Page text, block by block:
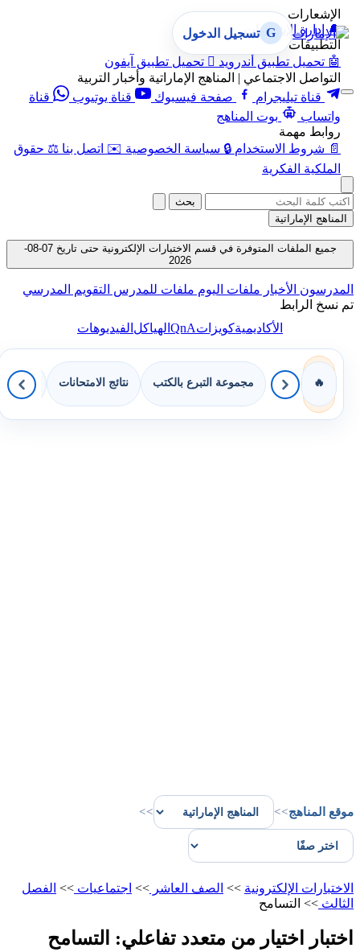
الإشعارات
🔔 إدارة الإشعارات
التطبيقات
🤖 تحميل تطبيق أندرويد  تحميل تطبيق آيفون
التواصل الاجتماعي | المناهج الإماراتية وأخبار التربية
قناة تيليجرام
صفحة فيسبوك قناة يوتيوب
قناة
واتساب
بوت المناهج
روابط مهمة
📄 شروط الاستخدام 🔒 سياسة الخصوصية ✉️ اتصل بنا ⚖️ حقوق
الملكية الفكرية
G تسجيل الدخول
بحث
المناهج الإماراتية
جميع الملفات المتوفرة في قسم الاختبارات الإلكترونية حتى تاريخ 07-08-
2026
المدرسون الأخبار ملفات اليوم ملفات للمدرس التقويم المدرسي
تم نسخ الرابط
الأكاديميةكويزاتQnAالهياكل الفيديوهات
🔥 مجموعة التبرع بالكتب نتائج الامتحانات
موقع المناهج>>
>>
الاختبارات الإلكترونية >> الصف العاشر >> اجتماعيات >> الفصل
الثالث >> التسامح
اختبار اختيار من متعدد تفاعلي: التسامح